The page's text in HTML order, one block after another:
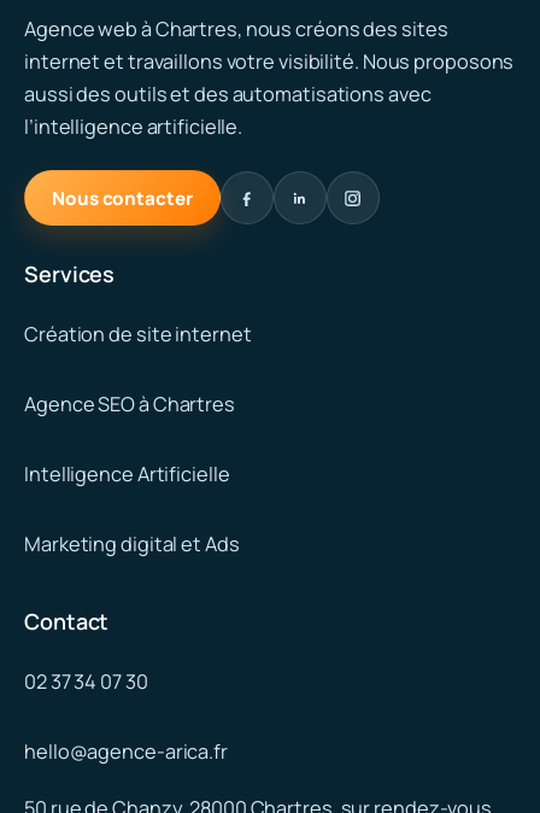
Agence web à Chartres, nous créons des sites
internet et travaillons votre visibilité. Nous proposons
aussi des outils et des automatisations avec
l’intelligence artificielle.
Nous contacter
Services
Création de site internet
Agence SEO à Chartres
Intelligence Artificielle
Marketing digital et Ads
Contact
02 37 34 07 30
hello@agence-arica.fr